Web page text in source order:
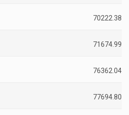
70222.38
71674.99
76362.04
77694.80